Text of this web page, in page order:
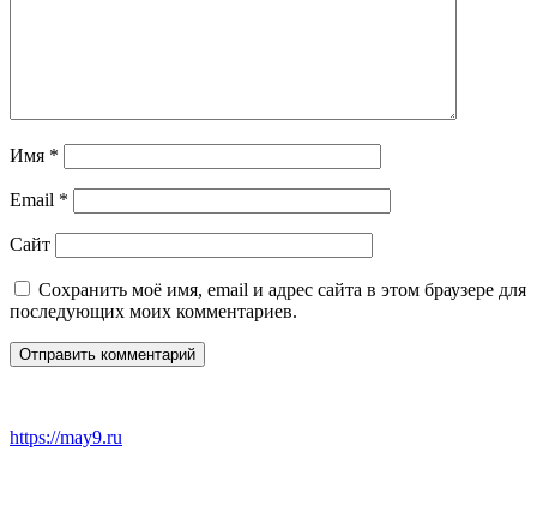
Имя *
Email *
Сайт
Сохранить моё имя, email и адрес сайта в этом браузере для
последующих моих комментариев.
https://may9.ru